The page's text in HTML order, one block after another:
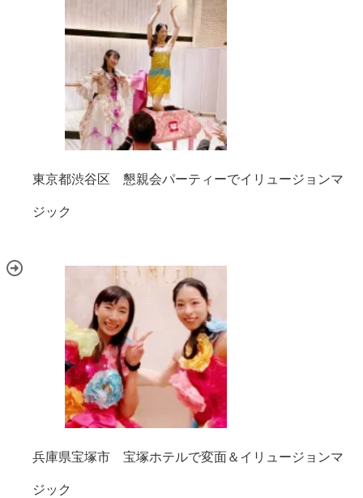
東京都渋谷区 懇親会パーティーでイリュージョンマ
ジック
兵庫県宝塚市 宝塚ホテルで変面＆イリュージョンマ
ジック